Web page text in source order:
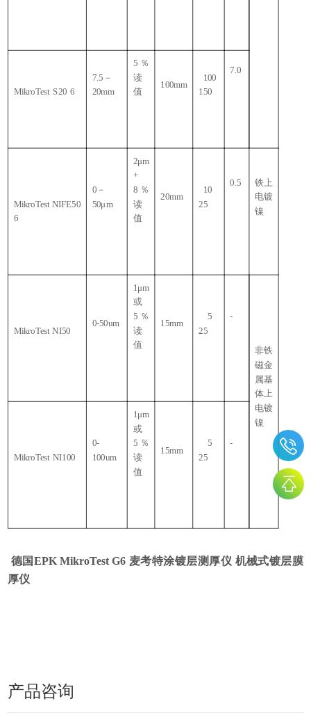
MikroTest S20 6
7.5 －
20mm
5 ％
读
值
100mm
100
150
7.0
MikroTest NIFE50
6
0 －
50μm
2μm
+
8 ％
读
值
20mm
10
25
0.5
铁上
电镀
镍
MikroTest NI50
0-50um
1μm
或
5 ％
读
值
15mm
5
25
-
非铁
磁金
属基
体上
电镀
镍
MikroTest NI100
0-
100um
1μm
或
5 ％
读
值
15mm
5
25
-
德国EPK MikroTest G6 麦考特涂镀层测厚仪 机械式镀层膜
厚仪
产品咨询